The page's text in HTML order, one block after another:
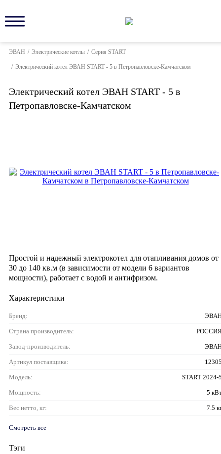
ЭВАН / Электрические котлы / Серия START
/ Электрический котел ЭВАН START - 5 в Петропавловске-Камчатском
Электрический котел ЭВАН START - 5 в
Петропавловске-Камчатском
Простой и надежный электрокотел для отапливания домов от
30 до 140 кв.м (в зависимости от модели 6 вариантов
мощности), работает с водой и антифризом.
Характеристики
Бренд:
Страна производитель:
Завод-производитель:
Артикул поставщика:
Модель: START 2024-
Мощность: 5
Вес нетто, кг: 7.5
Смотреть все
Тэги